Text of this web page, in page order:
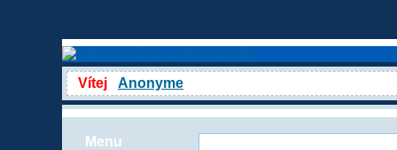
Vítej Anonyme
Menu